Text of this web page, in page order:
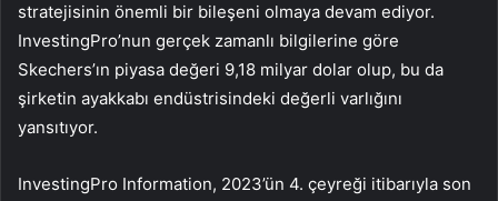
stratejisinin önemli bir bileşeni olmaya devam ediyor.
InvestingPro’nun gerçek zamanlı bilgilerine göre
Skechers’ın piyasa değeri 9,18 milyar dolar olup, bu da
şirketin ayakkabı endüstrisindeki değerli varlığını
yansıtıyor.
InvestingPro Information, 2023’ün 4. çeyreği itibarıyla son